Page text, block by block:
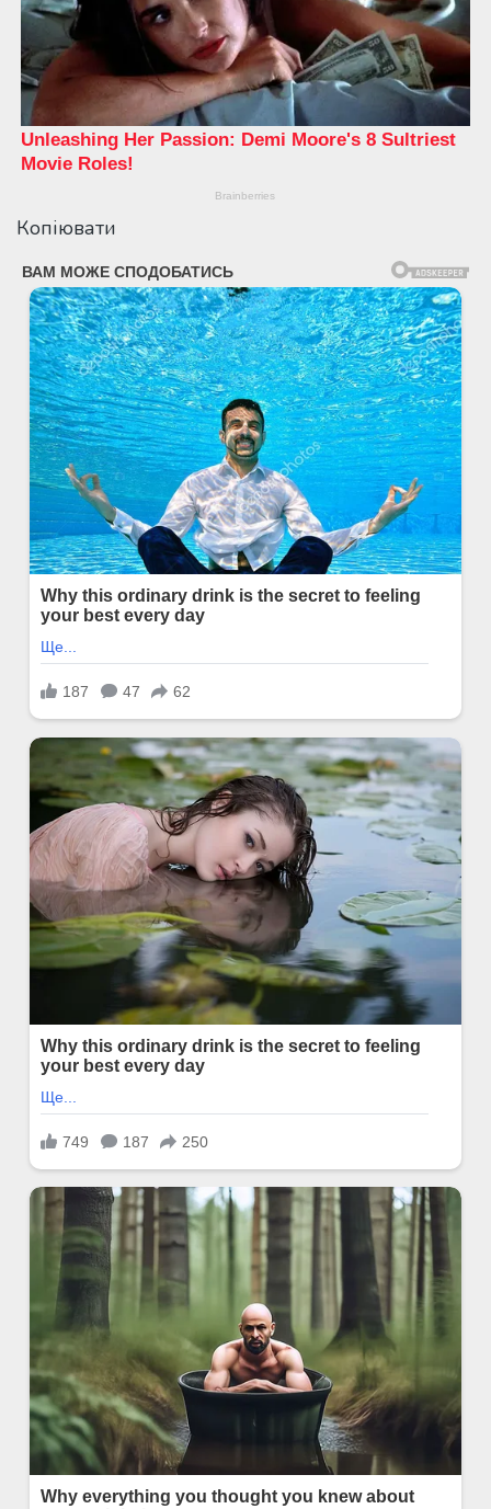
Копіювати